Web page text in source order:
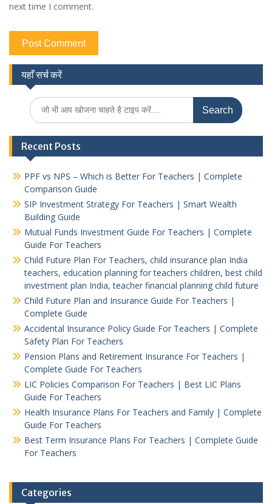
next time I comment.
यहाँ सर्च करें
Search
for:
Recent Posts
PPF vs NPS – Which is Better For Teachers | Complete
Comparison Guide
SIP Investment Strategy For Teachers | Smart Wealth
Building Guide
Mutual Funds Investment Guide For Teachers | Complete
Guide For Teachers
Child Future Plan For Teachers, child insurance plan India
teachers, education planning for teachers children, best child
investment plan India, teacher financial planning child future
Child Future Plan and Insurance Guide For Teachers |
Complete Guide
Accidental Insurance Policy Guide For Teachers | Complete
Safety Plan For Teachers
Pension Plans and Retirement Insurance For Teachers |
Complete Guide For Teachers
LIC Policies Comparison For Teachers | Best LIC Plans
Guide For Teachers
Health Insurance Plans For Teachers and Family | Complete
Guide For Teachers
Best Term Insurance Plans For Teachers | Complete Guide
For Teachers
Categories